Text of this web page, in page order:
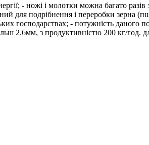
- ножі і молотки можна багато разів
для подрібнення і переробки зерна
господарствах; - потужність даного
2.6мм, з продуктивністю 200 кг/год.